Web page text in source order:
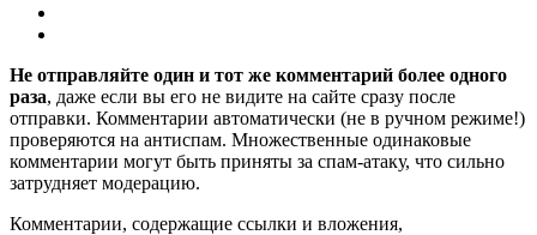
Не отправляйте один и тот же комментарий более одного
раза, даже если вы его не видите на сайте сразу после
отправки. Комментарии автоматически (не в ручном режиме!)
проверяются на антиспам. Множественные одинаковые
комментарии могут быть приняты за спам-атаку, что сильно
затрудняет модерацию.
Комментарии, содержащие ссылки и вложения,